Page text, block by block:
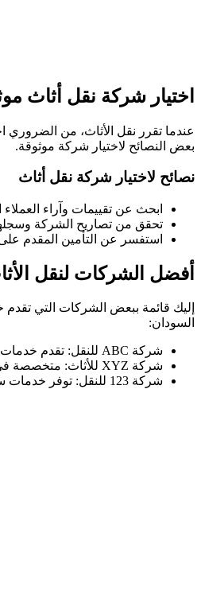
اختيار شركة نقل أثاث
عندما تقرر نقل الأثاث، من الضروري
بعض النصائح لاختيار شركة موثوقة.
نصائح لاختيار شركة نقل أثاث
ابحث عن تقييمات وآراء العملاء
تحقق من تصاريح الشركة
استفسر عن التأمين المقدم على
أفضل الشركات لنقل
إليك قائمة ببعض الشركات التي تقدم
السودان:
شركة ABC للنقل: تقدم خدمات شاملة بأسعار تنافسية.
شركة XYZ للأثاث: متخصصة في نقل الأثاث الثمين.
شركة 123 للنقل: توفر خدمات سريعة وآمنة.